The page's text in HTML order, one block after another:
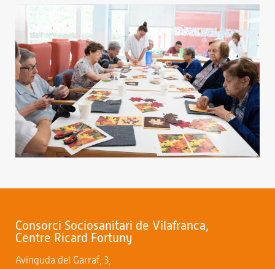
Consorci Sociosanitari de Vilafranca,
Centre Ricard Fortuny
Avinguda del Garraf, 3,